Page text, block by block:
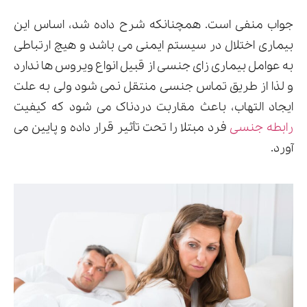
جواب منفی است. همچنانکه شرح داده شد، اساس این
بیماری اختلال در سیستم ایمنی می باشد و هیچ ارتباطی
به عوامل بیماری زای جنسی از قبیل انواع ویروس ها ندارد
و لذا از طریق تماس جنسی منتقل نمی شود ولی به علت
ایجاد التهاب، باعث مقاربت دردناک می شود که کیفیت
رابطه جنسی فرد مبتلا را تحت تأثیر قرار داده و پایین می
آورد.